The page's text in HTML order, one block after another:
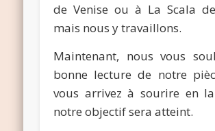
de Venise ou à La Scala
mais nous y travaillons.
Maintenant, nous vous
bonne lecture de notre
vous arrivez à sourire en
notre objectif sera atteint.